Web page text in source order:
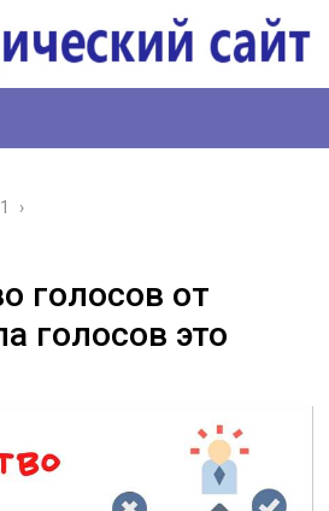
1 ›
голосов от
голосов это